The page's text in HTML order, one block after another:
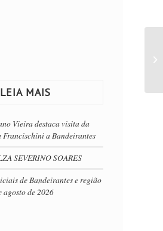
LEIA MAIS
Vieira destaca visita da
a Bandeirantes
SEVERINO SOARES
de Bandeirantes e região
agosto de 2026